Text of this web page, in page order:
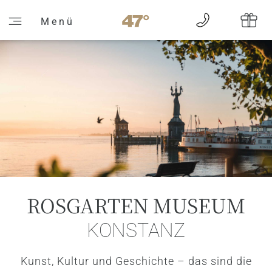
M e n ü
ROSGARTEN MUSEUM
KONSTANZ
Kunst, Kultur und Geschichte – das sind die